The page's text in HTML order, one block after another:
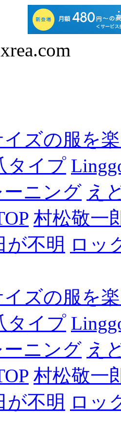
ズの服を
タイプ
ニング え
村松敬一
が不明 ロッ
ズの服を
タイプ
ニング え
村松敬一
が不明 ロッ